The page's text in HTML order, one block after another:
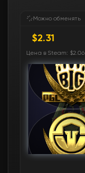
FN
FN
FN
FN
FN
FN
Можно обменять
$2.31
Цена в Steam: $2.06